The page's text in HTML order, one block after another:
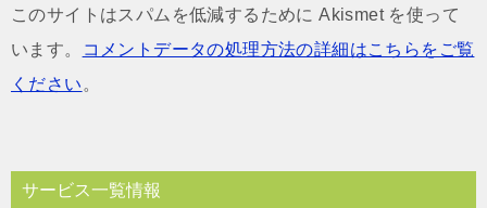
このサイトはスパムを低減するために Akismet を使って
います。
コメントデータの処理方法の詳細はこちらをご覧
ください 。
サービス一覧情報